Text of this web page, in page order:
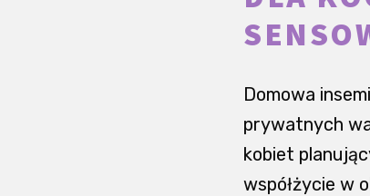
Domowa
prywatnych
kobiet
współżycie w